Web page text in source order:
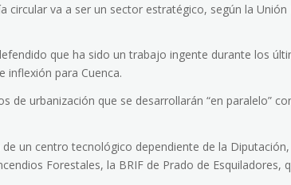
va a ser un sector estratégico, según la Unión
que ha sido un trabajo ingente durante los
inflexión para Cuenca.
de urbanización que se desarrollarán “en paralelo”
un centro tecnológico dependiente de la
Forestales, la BRIF de Prado de Esquiladores,